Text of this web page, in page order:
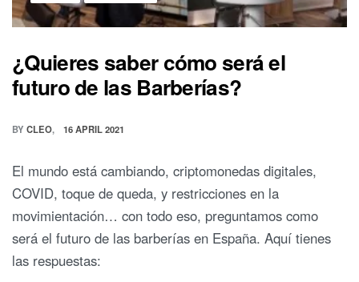
¿Quieres saber cómo será el
futuro de las Barberías?
BY CLEO 16 APRIL 2021
El mundo está cambiando, criptomonedas digitales,
COVID, toque de queda, y restricciones en la
movimientación… con todo eso, preguntamos como
será el futuro de las barberías en España. Aquí tienes
las respuestas: